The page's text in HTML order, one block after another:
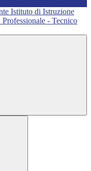
Istituto di Istruzione
Professionale - Tecnico